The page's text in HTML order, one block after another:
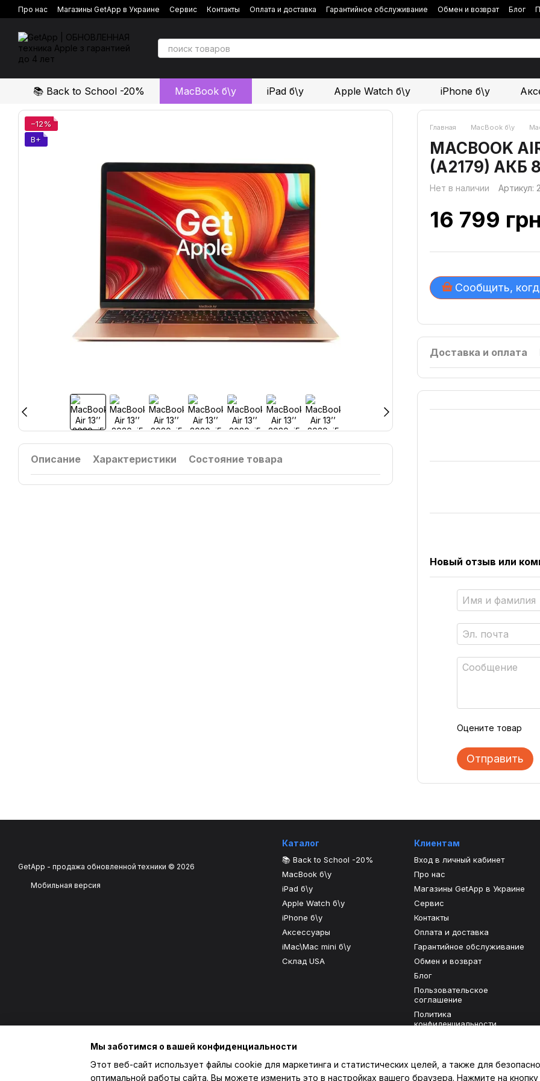
Перейти к основному контенту
Про нас Магазины GetApp в Украине Сервис Контакты Оплата и доставка Гарантийное обслуживание Обмен и возврат Блог
Политика конфиденциальности
Отзывы о магазине
📚 Back to School -20% MacBook б\у iPad б\у Apple Watch б\у iPhone б\у
−12%
B+
Описание Характеристики Состояние товара
Главная MacBook б\у
MACBOOK
(A2179) АКБ
Нет в наличии Артикул:
16 799 грн
Сообщить,
Доставка и оплата
Новый отзыв или
Оцените товар
Отправить
GetApp - продажа обновленной техники © 2026
Мобильная версия
Каталог
📚 Back to School -20%
MacBook б\у
iPad б\у
Apple Watch б\у
iPhone б\у
Аксессуары
iMac\Mac mini б\у
Склад USA
Клиентам
Вход в личный кабинет
Про нас
Магазины GetApp в Украине
Сервис
Контакты
Оплата и доставка
Гарантийное обслуживание
Обмен и возврат
Блог
Пользовательское
соглашение
Политика
конфиденциальности
Мы в соцсетях
Мы заботимся о вашей конфиденциальности
Этот веб-сайт использует файлы cookie для маркетинга и статистических целей, а также для
оптимальной работы сайта. Вы можете изменить это в настройках вашего браузера. Нажмите на кнопку